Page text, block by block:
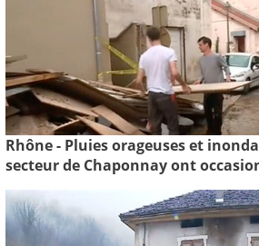
Rhône - Pluies orageuses et
secteur de Chaponnay ont